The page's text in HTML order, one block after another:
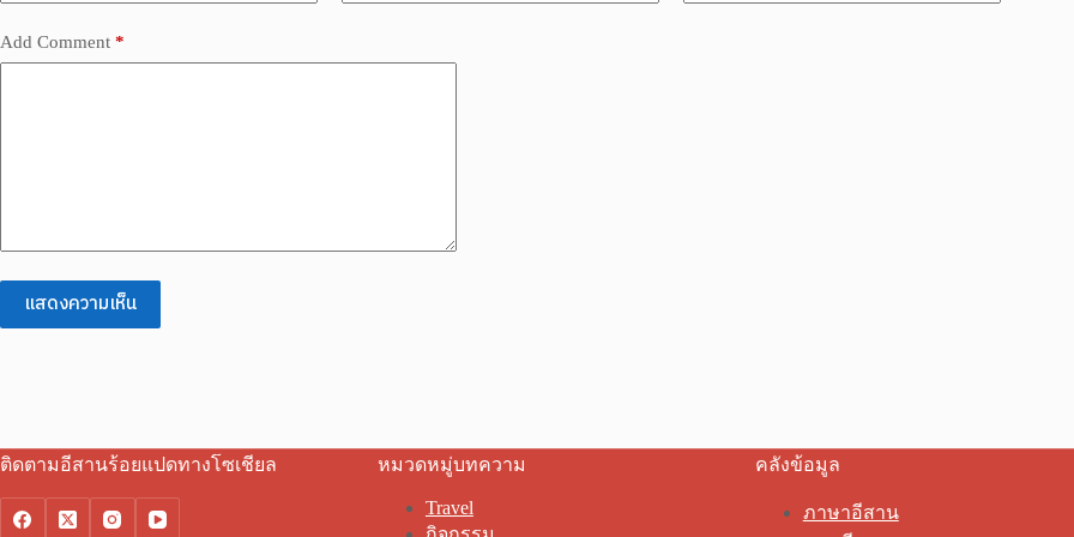
Add Comment *
แสดงความเห็น
ติดตามอีสานร้อยแปดทางโซเชียล หมวดหมู่บทความ
Travel
คลังข้อมูล
ภาษาอีสาน